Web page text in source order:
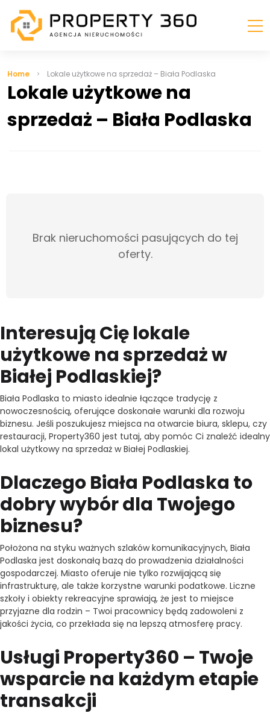
Home Lokale użytkowe na sprzedaż – Biała Podlaska
Lokale użytkowe na
sprzedaż – Biała Podlaska
Brak nieruchomości pasujących do tej
oferty.
Interesują Cię lokale
użytkowe na sprzedaż w
Białej Podlaskiej?
Biała Podlaska to miasto idealnie łączące tradycję z
nowoczesnością, oferujące doskonałe warunki dla rozwoju
biznesu. Jeśli poszukujesz miejsca na otwarcie biura, sklepu, czy
restauracji, Property360 jest tutaj, aby pomóc Ci znaleźć idealny
lokal użytkowy na sprzedaż w Białej Podlaskiej.
Dlaczego Biała Podlaska to
dobry wybór dla Twojego
biznesu?
Położona na styku ważnych szlaków komunikacyjnych, Biała
Podlaska jest doskonałą bazą do prowadzenia działalności
gospodarczej. Miasto oferuje nie tylko rozwijającą się
infrastrukturę, ale także korzystne warunki podatkowe. Liczne
szkoły i obiekty rekreacyjne sprawiają, że jest to miejsce
przyjazne dla rodzin – Twoi pracownicy będą zadowoleni z
jakości życia, co przekłada się na lepszą atmosferę pracy.
Usługi Property360 – Twoje
wsparcie na każdym etapie
transakcji